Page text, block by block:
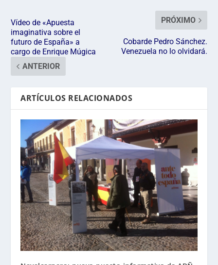
Vídeo de «Apuesta
imaginativa sobre el
futuro de España» a
cargo de Enrique Múgica
ANTERIOR
PRÓXIMO
Cobarde Pedro Sánchez.
Venezuela no lo olvidará.
ARTÍCULOS RELACIONADOS